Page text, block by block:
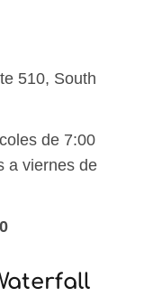
510, South
de 7:00
a viernes de